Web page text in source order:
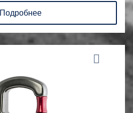
Подробнее